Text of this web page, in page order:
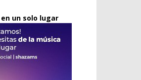
un solo lugar